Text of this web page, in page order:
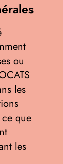
ou
les
que
les